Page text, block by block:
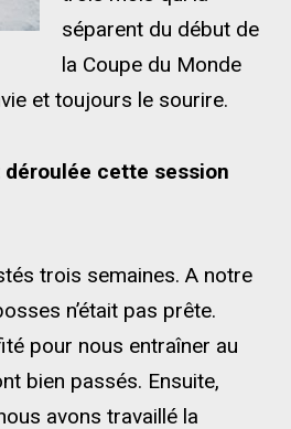
séparent du début de
la Coupe du Monde
et toujours le sourire.
déroulée cette session
trois semaines. A notre
n’était pas prête.
pour nous entraîner au
bien passés. Ensuite,
avons travaillé la